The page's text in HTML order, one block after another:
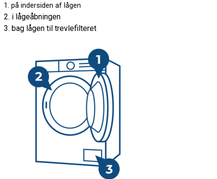
1. på indersiden af lågen
2. i lågeåbningen
3. bag lågen til trevlefilteret